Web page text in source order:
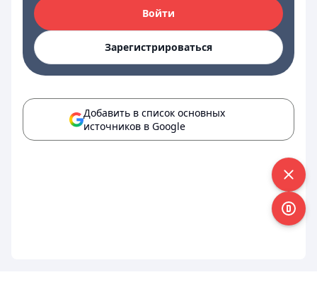
Войти
Зарегистрироваться
Добавить в список основных
источников в Google